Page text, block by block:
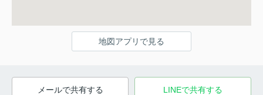
地図アプリで見る
メールで共有する LINEで共有する